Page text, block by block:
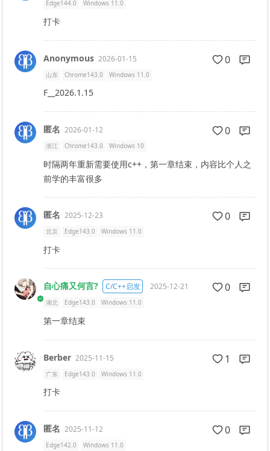
Edge144.0 Windows 11.0
打卡
Anonymous 2026-01-15 0
山东 Chrome143.0 Windows 11.0
F__2026.1.15
匿名 2026-01-12 0
浙江 Chrome143.0 Windows 10
时隔两年重新需要使用c++，第一章结束，内容比个人之
前学的丰富很多
匿名 2025-12-23 0
北京 Edge143.0 Windows 11.0
打卡
自心痛又何言? C/C++启发 2025-12-21 0
湖北 Edge143.0 Windows 11.0
第一章结束
Berber 2025-11-15 1
广东 Edge143.0 Windows 11.0
打卡
匿名 2025-11-12 0
Edge142.0 Windows 11.0